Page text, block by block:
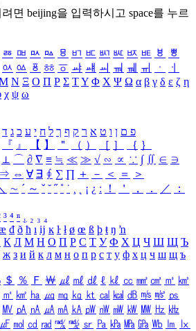
면 beijing을 입력하시고 space를 누르
ㅭ ㅮ ㅯ ㅰ ㅱ ㅲ ㅳ ㅴ ㅵ ㅶ ㅷ ㅸ
ㅹ
ㆂ ㆃ ㆄ ㆅ ㆆ ㆇ ㆈ ㆉ ㆊ ㆋ ㆌ ㆍ
ㆎ
Ν Ξ Ο Π Ρ Σ ΤΥ Φ Χ Ψ Ω α β γ δ ε ζ η
χ ψ ω
פ ם ן ו ט א ר ק ף ך ל ח י ע כ ג ד
『 』 【 】 ＂ （ ） ［ ］ ｛ ｝
⊥ ⌒ ∂ ∇ ≡ ≒ ≪ ≫ √ ∽ ∝ ∵ ∫ ∬ ∈ ∋
⇒ ⇔ ∀ ∃ ∮ ∑ ∏ ＋ － ＜ ＝
＞
∼ ´ ～ ˇ ˘ ˝ ˚ ˙ ¸ ¡ ¿ ː ！ ＇ ， ． ／
：
³ ⁴ ⁿ ₁ ₂ ₃ ₄
đ ð ħ ı ĳ ĸ ŀ ł ø œ ß þ ŧ ŋ ŉ
К Л М Н О П Р С Т У Ф Х Ц Ч Ш Щ Ъ
ж з и й к л м н о п р с т у ф х ц ч ш щ ъ
＄ ％ Ｆ ￦ ㎕ ㎖ ㎗ ℓ ㎘ ㏄ ㎣ ㎤ ㎥ ㎦
㎡ ㎢ ㏊ ㎍ ㎎ ㎏ ㏏ ㎈ ㎉ ㏈ ㎧ ㎨ ㎰
㎹ ㎀ ㎁ ㎂ ㎃ ㎄ ㎺ ㎻ ㎽ ㎾ ㎿ ㎐ ㎑
㎌ ㏖ ㏅ ㎭ ㎮ ㎯ ㏛ ㎩ ㎪ ㎫ ㎬ ㏝ ㏐
㏓